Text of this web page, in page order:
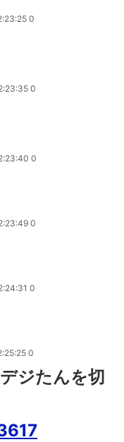
0
0
0
0
0
0
ジたんを切